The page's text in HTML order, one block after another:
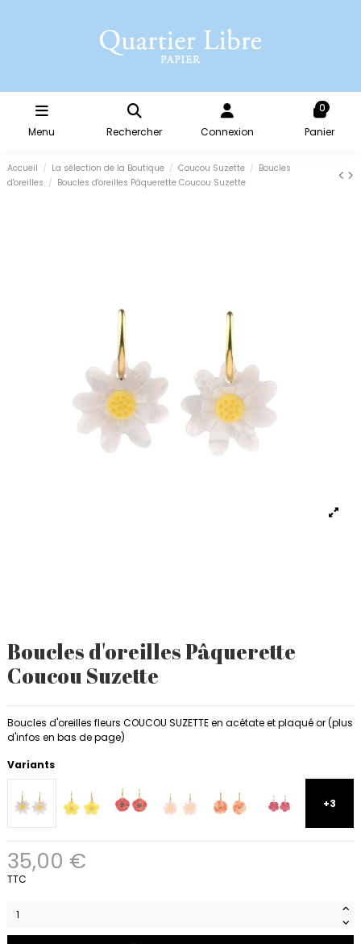
Menu Rechercher Connexion
0
Panier
Accueil La sélection de la Boutique Coucou Suzette
Boucles
d'oreilles
Boucles d'oreilles Pâquerette Coucou Suzette
Boucles d'oreilles Pâquerette
Coucou Suzette
Boucles d'oreilles fleurs COUCOU SUZETTE en acétate et plaqué or (plus
d'infos en bas de page)
Variants
+3
35,00 €
TTC